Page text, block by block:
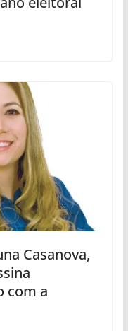
Casanova,
com a